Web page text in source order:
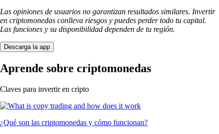
Las opiniones de usuarios no garantizan resultados similares. Invertir
en criptomonedas conlleva riesgos y puedes perder todo tu capital.
Las funciones y su disponibilidad dependen de tu región.
Descarga la app
Aprende sobre criptomonedas
Claves para invertir en cripto
¿Qué son las criptomonedas y cómo funcionan?